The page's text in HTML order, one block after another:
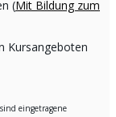
(Mit Bildung zum
Kursangeboten
eingetragene